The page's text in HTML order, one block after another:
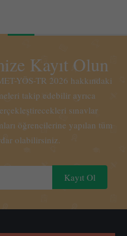
Kayıt Olun
YÖS-TR 2026 hakkındaki
takip edebilir ayrıca
sınavlar
öğrencilerine yapılan tüm
olabilirsiniz.